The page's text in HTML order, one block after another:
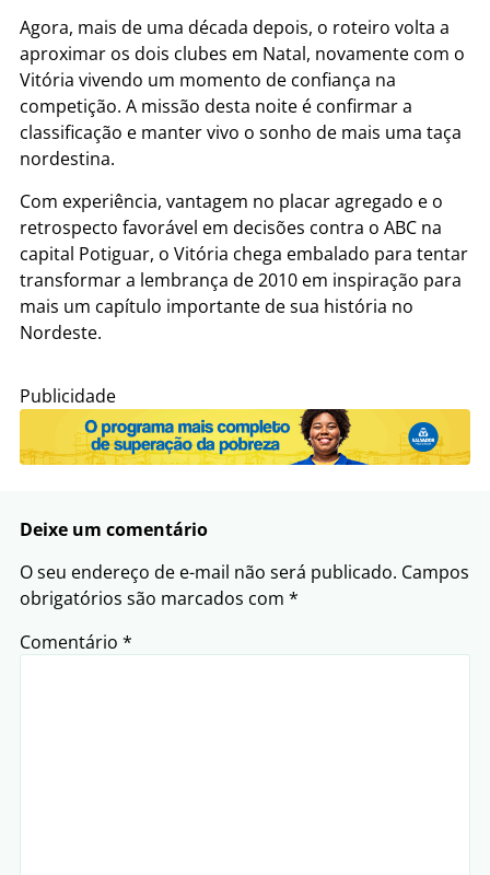
Agora, mais de uma década depois, o roteiro volta a
aproximar os dois clubes em Natal, novamente com o
Vitória vivendo um momento de confiança na
competição. A missão desta noite é confirmar a
classificação e manter vivo o sonho de mais uma taça
nordestina.
Com experiência, vantagem no placar agregado e o
retrospecto favorável em decisões contra o ABC na
capital Potiguar, o Vitória chega embalado para tentar
transformar a lembrança de 2010 em inspiração para
mais um capítulo importante de sua história no
Nordeste.
Publicidade
Deixe um comentário
O seu endereço de e-mail não será publicado. Campos
obrigatórios são marcados com *
Comentário *